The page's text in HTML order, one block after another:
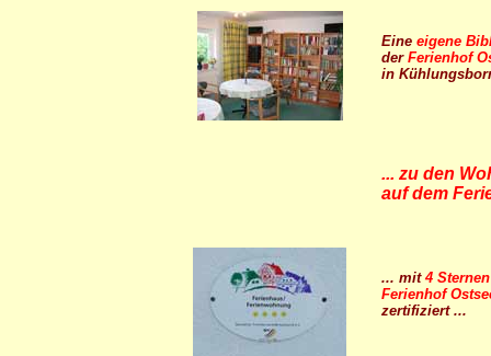
Eine eigene
der Ferienhof
in
... zu den
auf dem
... mit 4 Sternen
Ferienhof
zertifiziert ...